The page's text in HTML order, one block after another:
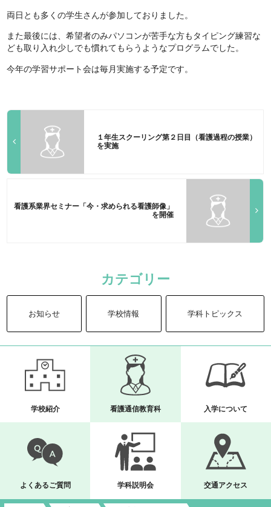
両日とも多くの学生さんが参加しておりました。
また最後には、希望者のみパソコンが苦手な方もタイピング練習な
ども取り入れ少しでも慣れてもらうようなプログラムでした。
今年の学習サポート会は毎月実施する予定です。
１年生スクーリング第２日目（看護過程の授業）
を実施
看護系業界セミナー「今・求められる看護師像」
を開催
カテゴリー
お知らせ 学校情報 学科トピックス
学校紹介 看護通信教育科 入学について
よくあるご質問 学科説明会 交通アクセス